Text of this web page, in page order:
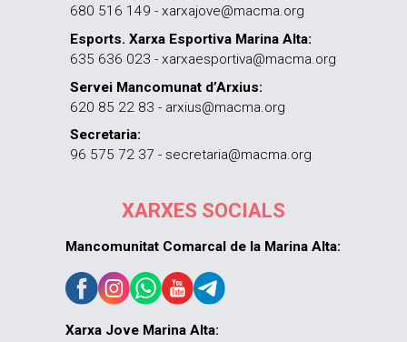
680 516 149 - xarxajove@macma.org
Esports. Xarxa Esportiva Marina Alta:
635 636 023 - xarxaesportiva@macma.org
Servei Mancomunat d’Arxius:
620 85 22 83 - arxius@macma.org
Secretaria:
96 575 72 37 - secretaria@macma.org
XARXES SOCIALS
Mancomunitat Comarcal de la Marina Alta:
Xarxa Jove Marina Alta: